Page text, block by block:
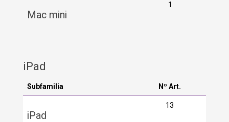
Mac mini
1
iPad
Subfamilia Nº Art.
iPad
13